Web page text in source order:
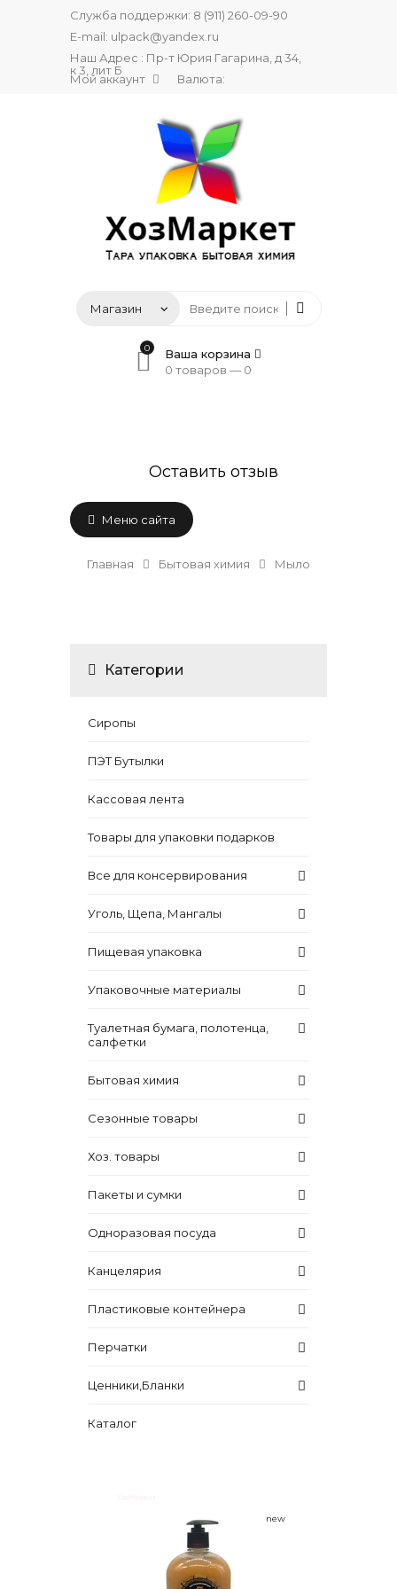
Служба поддержки: 8 (911) 260-09-90
E-mail: ulpack@yandex.ru
Наш Адрес : Пр-т Юрия Гагарина, д 34,
к 3, лит Б
Мой аккаунт Валюта:
0
Ваша корзина
0 товаров — 0
Оставить отзыв
Меню сайта
Главная Бытовая химия Мыло
Категории
Сиропы
ПЭТ Бутылки
Кассовая лента
Товары для упаковки подарков
Все для консервирования
Уголь, Щепа, Мангалы
Пищевая упаковка
Упаковочные материалы
Туалетная бумага, полотенца,
салфетки
Бытовая химия
Сезонные товары
Хоз. товары
Пакеты и сумки
Одноразовая посуда
Канцелярия
Пластиковые контейнера
Перчатки
Ценники,Бланки
Каталог
new